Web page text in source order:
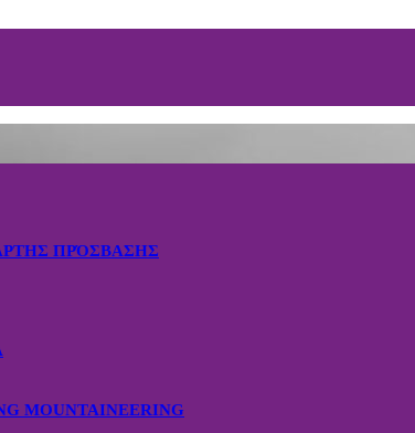
ΠΡΌΣΒΑΣΗΣ
MOUNTAINEERING